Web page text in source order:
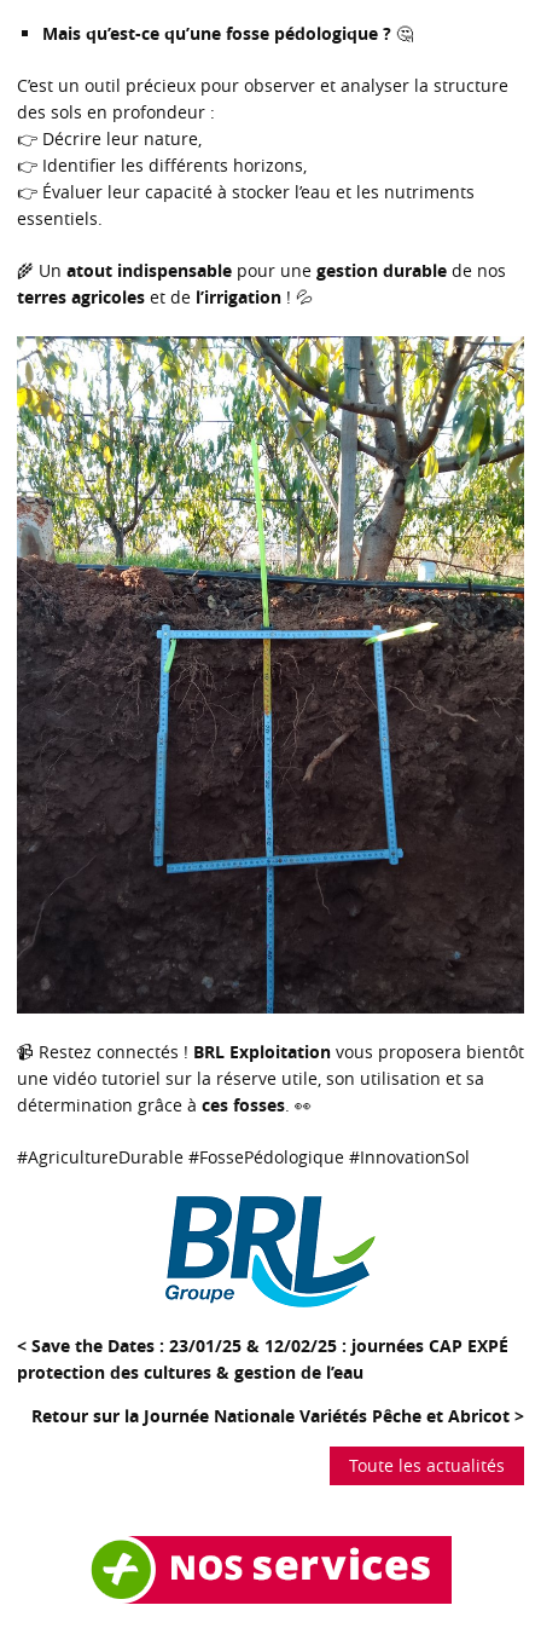
Mais qu’est-ce qu’une fosse pédologique ? 🤔
C’est un outil précieux pour observer et analyser la structure
des sols en profondeur :
👉 Décrire leur nature,
👉 Identifier les différents horizons,
👉 Évaluer leur capacité à stocker l’eau et les nutriments
essentiels.
🌾 Un atout indispensable pour une gestion durable de nos
terres agricoles et de l’irrigation ! 💦
📹 Restez connectés ! BRL Exploitation vous proposera bientôt
une vidéo tutoriel sur la réserve utile, son utilisation et sa
détermination grâce à ces fosses. 👀
#AgricultureDurable #FossePédologique #InnovationSol
< Save the Dates : 23/01/25 & 12/02/25 : journées CAP EXPÉ
protection des cultures & gestion de l’eau
Retour sur la Journée Nationale Variétés Pêche et Abricot >
Toute les actualités